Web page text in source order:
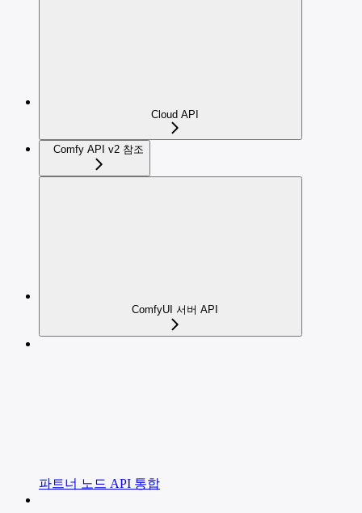
Cloud API
Comfy API v2 참조
ComfyUI 서버 API
파트너 노드 API 통합